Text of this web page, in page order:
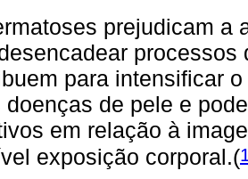
prejudicam a
para intensificar
doenças de pele e
em relação à
exposição corporal.(